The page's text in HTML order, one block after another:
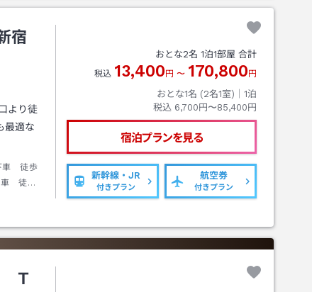
宿
より徒
最適な
車 徒歩
車 徒歩
おとな2名 1泊1部屋 合計
税込 13,400 円 〜 170,800 円
おとな1名 (2名1室)｜ 1泊
税込 6,700円〜85,400円
宿泊プランを見る
新幹線・JR
付きプラン
航空券
付きプラン
Ｔ